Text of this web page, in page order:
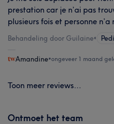
prestation car je n’ai pas
plusieurs fois et personne n’a
Behandeling door Guilaine•
Amandine•ongeveer 1 maand
Toon meer reviews...
Ontmoet het team